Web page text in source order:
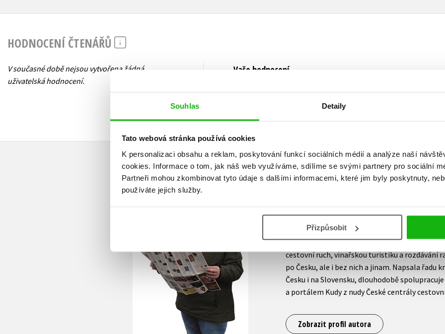
Souhlas Detaily
Tato webová stránka používá cookies
K personalizaci obsahu a reklam, poskytování funkcí sociálních médií a analýze naší
cookies. Informace o tom, jak náš web využíváme, sdílíme se svými partnery pro sociální
Partneři mohou zkombinovat tyto údaje s dalšími informacemi, které jim byly poskytnuty,
používáte jejich služby.
Přizpůsobit
HODNOCENÍ ČTENÁŘŮ
V současné době nejsou vytvořena žádná
uživatelská hodnocení.
Vaše hodnocení
AUTOR KNIHY
Novinářka, reklamní textařka a ilustrátorka,
pro dospělé i děti, průvodců, kalendářů a
cestovní ruch, vinařskou turistiku a rozdávání
po Česku, ale i bez nich a jinam. Napsala řadu
Česku i na Slovensku, dlouhodobě
a portálem Kudy z nudy České centrály
Zobrazit profil autora